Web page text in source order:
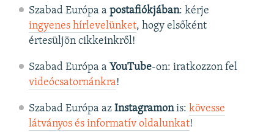
Szabad Európa a postafiókjában: kérje
ingyenes hírlevelünket, hogy elsőként
értesüljön cikkeinkről!
Szabad Európa a YouTube-on: iratkozzon fel
videócsatornánkra!
Szabad Európa az Instagramonis: kövesse
látványos és informatív oldalunkat! ​